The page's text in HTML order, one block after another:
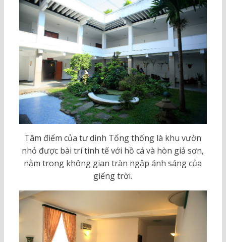
Tâm điểm của tư dinh Tổng thống là khu vườn
nhỏ được bài trí tinh tế với hồ cá và hòn giả sơn,
nằm trong không gian tràn ngập ánh sáng của
giếng trời.